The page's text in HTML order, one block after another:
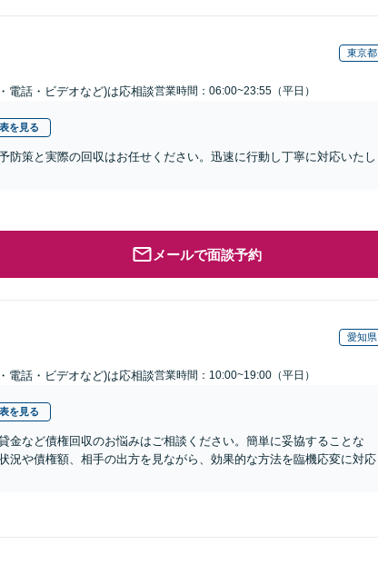
東京都
電話・ビデオなど)は応相談営業時間：06:00~23:55（平日）
を見る
防策と実際の回収はお任せください。迅速に行動し丁寧に対応いたし
メールで面談予約
愛知県
電話・ビデオなど)は応相談営業時間：10:00~19:00（平日）
を見る
金など債権回収のお悩みはご相談ください。簡単に妥協することな
況や債権額、相手の出方を見ながら、効果的な方法を臨機応変に対応